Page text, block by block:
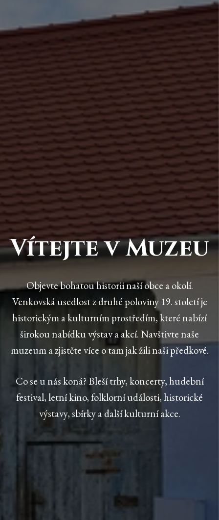
Vítejte v Muzeu
Objevte bohatou historii naší obce a okolí.
Venkovská usedlost z druhé poloviny 19. století je
historickým a kulturním prostředím, které nabízí
širokou nabídku výstav a akcí. Navštivte naše
muzeum a zjistěte více o tam jak žili naši předkové.
Co se u nás koná? Bleší trhy, koncerty, hudební
festival, letní kino, folklorní události, historické
výstavy, sbírky a další kulturní akce.